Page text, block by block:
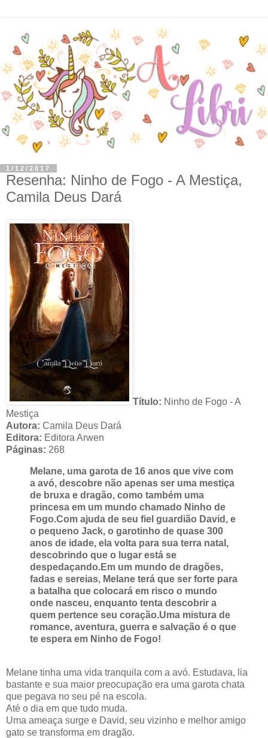
1/12/2017
Resenha: Ninho de Fogo - A Mestiça,
Camila Deus Dará
Título: Ninho de Fogo - A
Mestiça
Autora: Camila Deus Dará
Editora: Editora Arwen
Páginas: 268
Melane, uma garota de 16 anos que vive com
a avó, descobre não apenas ser uma mestiça
de bruxa e dragão, como também uma
princesa em um mundo chamado Ninho de
Fogo.Com ajuda de seu fiel guardião David, e
o pequeno Jack, o garotinho de quase 300
anos de idade, ela volta para sua terra natal,
descobrindo que o lugar está se
despedaçando.Em um mundo de dragões,
fadas e sereias, Melane terá que ser forte para
a batalha que colocará em risco o mundo
onde nasceu, enquanto tenta descobrir a
quem pertence seu coração.Uma mistura de
romance, aventura, guerra e salvação é o que
te espera em Ninho de Fogo!
Melane tinha uma vida tranquila com a avó. Estudava, lia
bastante e sua maior preocupação era uma garota chata
que pegava no seu pé na escola.
Até o dia em que tudo muda.
Uma ameaça surge e David, seu vizinho e melhor amigo
gato se transforma em dragão.